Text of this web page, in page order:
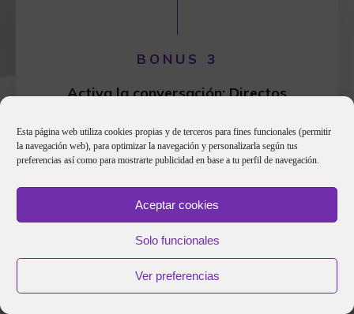
Esta página web utiliza cookies propias y de terceros para fines funcionales (permitir
la navegación web), para optimizar la navegación y personalizarla según tus
preferencias así como para mostrarte publicidad en base a tu perfil de navegación.
Aceptar cookies
Solo funcionales
Ver preferencias
BONUS 3
Activa la conversación: Directos
Lánzate a hacer Lives para conocer a tus futuros
alumnos y posicionarte como experto.
Emitir por Youtube, Facebook e Instagram es más
sencillo de lo que imaginas.
BONUS 4